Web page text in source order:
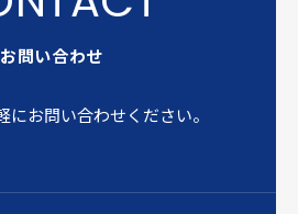
お問い合わせ
にお問い合わせください。